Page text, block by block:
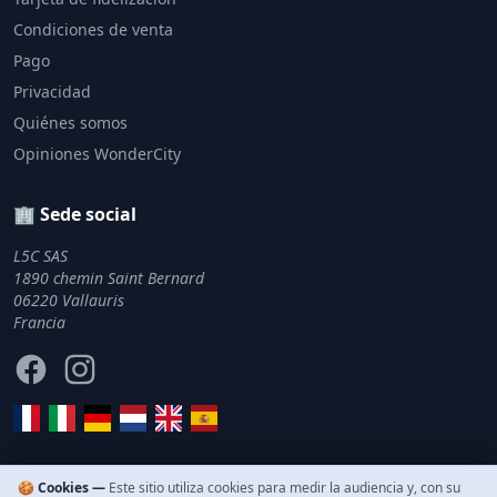
Condiciones de venta
Pago
Privacidad
Quiénes somos
Opiniones WonderCity
🏢 Sede social
L5C SAS
1890 chemin Saint Bernard
06220 Vallauris
Francia
FacebookInstagram
🍪 Cookies — Este sitio utiliza cookies para medir la audiencia y, con su